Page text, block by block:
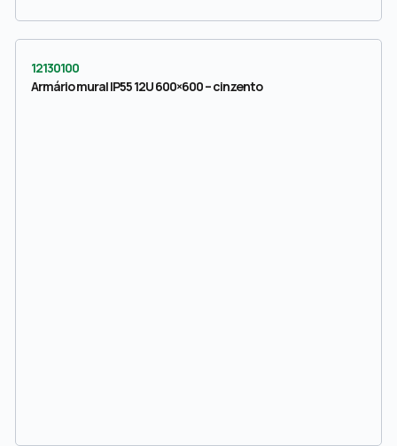
12130100
Armário mural IP55 12U 600×600 – cinzento